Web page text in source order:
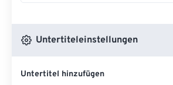
Untertiteleinstellungen
Untertitel hinzufügen